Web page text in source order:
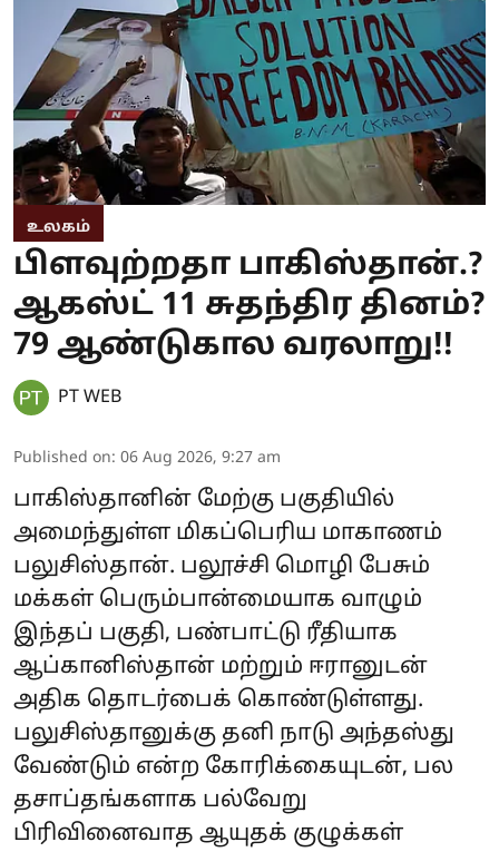
உலகம்
பிளவுற்றதா பாகிஸ்தான்.?
ஆகஸ்ட் 11 சுதந்திர தினம்?
79 ஆண்டுகால வரலாறு!!
PT WEB
Published on: 06 Aug 2026, 9:27 am
பாகிஸ்தானின் மேற்கு பகுதியில்
அமைந்துள்ள மிகப்பெரிய மாகாணம்
பலுசிஸ்தான். பலூச்சி மொழி பேசும்
மக்கள் பெரும்பான்மையாக வாழும்
இந்தப் பகுதி, பண்பாட்டு ரீதியாக
ஆப்கானிஸ்தான் மற்றும் ஈரானுடன்
அதிக தொடர்பைக் கொண்டுள்ளது.
பலுசிஸ்தானுக்கு தனி நாடு அந்தஸ்து
வேண்டும் என்ற கோரிக்கையுடன், பல
தசாப்தங்களாக பல்வேறு
பிரிவினைவாத ஆயுதக் குழுக்கள்